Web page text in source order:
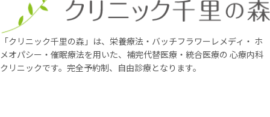
「クリニック千里の森」は、栄養療法・バッチフラワーレメディ・ ホ
メオパシー・催眠療法を用いた、補完代替医療・統合医療の 心療内科
クリニックです。完全予約制、自由診療となります。